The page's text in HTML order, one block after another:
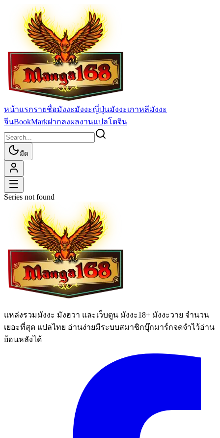
หน้าแรกรายชื่อมังงะมังงะญี่ปุ่นมังงะเกาหลีมังงะ
จีนBookMarkฝากลงผลงานแปลโดจิน
มืด
Series not found
แหล่งรวมมังงะ มังฮวา และเว็บตูน มังงะ18+ มังงะวาย จำนวน
เยอะที่สุด แปลไทย อ่านง่ายมีระบบสมาชิกบุ๊กมาร์กจดจำไว้อ่าน
ย้อนหลังได้